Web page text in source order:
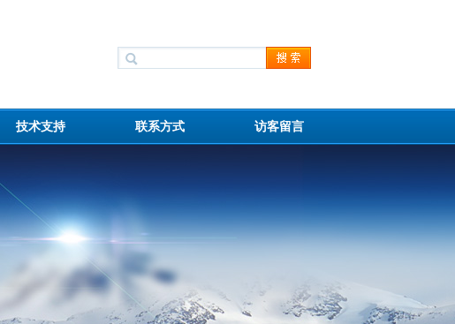
技术支持 联系方式 访客留言